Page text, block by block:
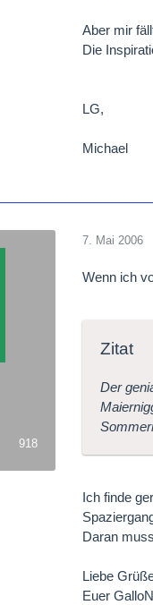
Aber mir
Die
LG,
Michael
918
7. Mai 2006
Wenn ich
Zitat
Der
Ich finde
Daran
Liebe
Euer